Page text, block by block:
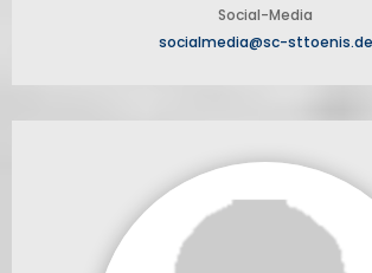
Social-Media
socialmedia@sc-sttoenis.de